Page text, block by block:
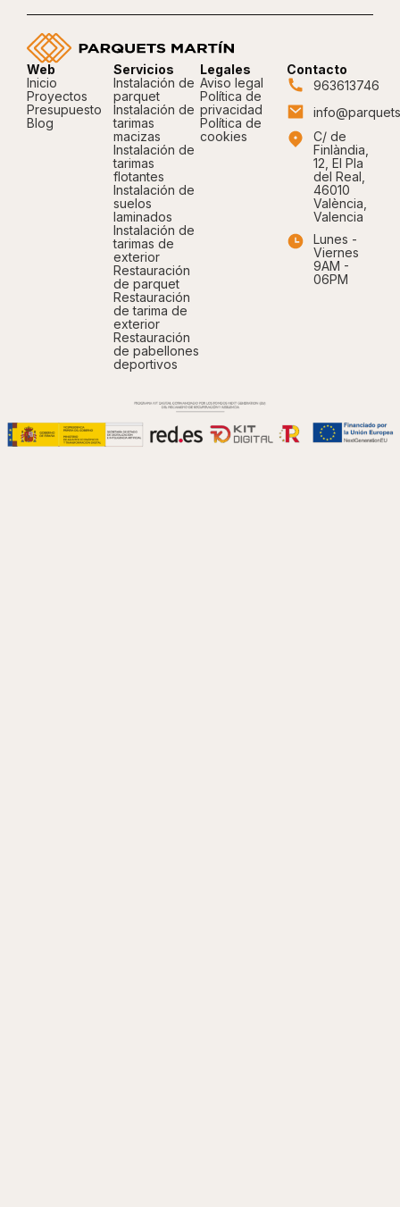
Web
Inicio
Proyectos
Presupuesto
Blog
Servicios
Instalación de
parquet
Instalación de
tarimas
macizas
Instalación de
tarimas
flotantes
Instalación de
suelos
laminados
Instalación de
tarimas de
exterior
Restauración
de parquet
Restauración
de tarima de
exterior
Restauración
de pabellones
deportivos
Legales
Aviso legal
Política de
privacidad
Política de
cookies
Contacto
963613746
C/ de
Finlàndia,
12, El Pla
del Real,
46010
València,
Valencia
Lunes -
Viernes
9AM -
06PM